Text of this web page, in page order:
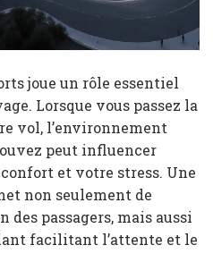
joue un rôle essentiel
Lorsque vous passez la
vol, l’environnement
peut influencer
et votre stress. Une
non seulement de
passagers, mais aussi
facilitant l’attente et le